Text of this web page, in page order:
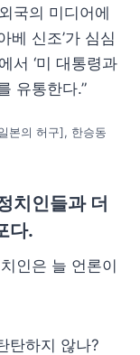
국의 미디어에
베 신조’가 심심
서 ‘미 대통령과
유통한다.”
본의 허구], 한승동
치인들과 더
다.
인은 늘 언론이
탄하지 않나?